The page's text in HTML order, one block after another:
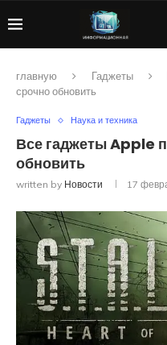
главную Гаджеты
срочно обновить
Гаджеты Наука и техника
Все гаджеты Apple
обновить
written by Новости 17